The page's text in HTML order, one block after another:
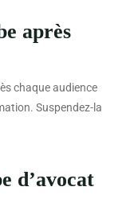
après
chaque audience
Suspendez-la
d’avocat